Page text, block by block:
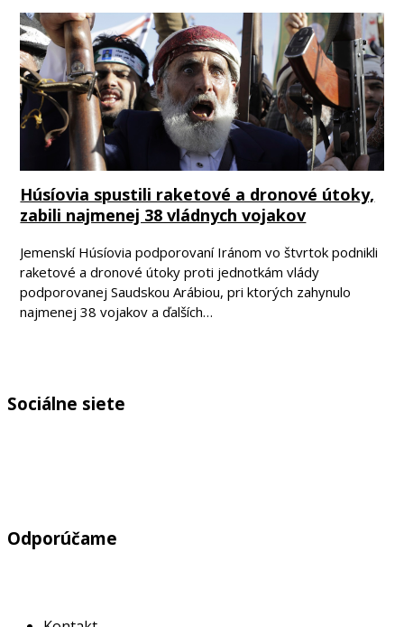
Húsíovia spustili raketové a dronové útoky,
zabili najmenej 38 vládnych vojakov
Jemenskí Húsíovia podporovaní Iránom vo štvrtok podnikli
raketové a dronové útoky proti jednotkám vlády
podporovanej Saudskou Arábiou, pri ktorých zahynulo
najmenej 38 vojakov a ďalších…
Sociálne siete
Odporúčame